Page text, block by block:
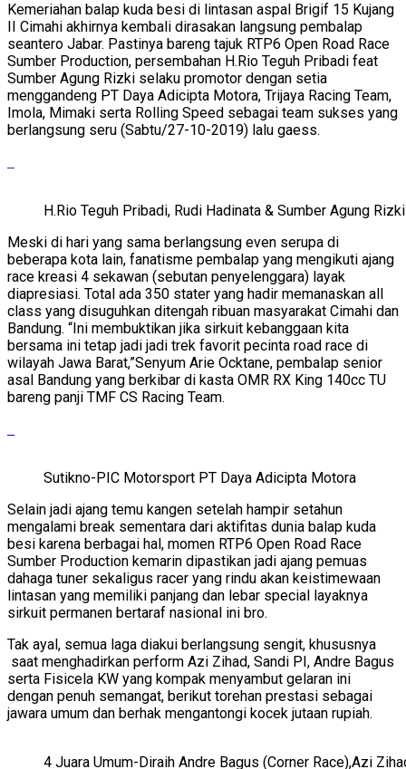
Kemeriahan balap kuda besi di lintasan aspal Brigif 15 Kujang
II Cimahi akhirnya kembali dirasakan langsung pembalap
seantero Jabar. Pastinya bareng tajuk RTP6 Open Road Race
Sumber Production, persembahan H.Rio Teguh Pribadi feat
Sumber Agung Rizki selaku promotor dengan setia
menggandeng PT Daya Adicipta Motora, Trijaya Racing Team,
Imola, Mimaki serta Rolling Speed sebagai team sukses yang
berlangsung seru (Sabtu/27-10-2019) lalu gaess.
H.Rio Teguh Pribadi, Rudi Hadinata & Sumber Agung
Meski di hari yang sama berlangsung even serupa di
beberapa kota lain, fanatisme pembalap yang mengikuti ajang
race kreasi 4 sekawan (sebutan penyelenggara) layak
diapresiasi. Total ada 350 stater yang hadir memanaskan all
class yang disuguhkan ditengah ribuan masyarakat Cimahi dan
Bandung. “Ini membuktikan jika sirkuit kebanggaan kita
bersama ini tetap jadi jadi trek favorit pecinta road race di
wilayah Jawa Barat,”Senyum Arie Ocktane, pembalap senior
asal Bandung yang berkibar di kasta OMR RX King 140cc TU
bareng panji TMF CS Racing Team.
Sutikno-PIC Motorsport PT Daya Adicipta Motora
Selain jadi ajang temu kangen setelah hampir setahun
mengalami break sementara dari aktifitas dunia balap kuda
besi karena berbagai hal, momen RTP6 Open Road Race
Sumber Production kemarin dipastikan jadi ajang pemuas
dahaga tuner sekaligus racer yang rindu akan keistimewaan
lintasan yang memiliki panjang dan lebar special layaknya
sirkuit permanen bertaraf nasional ini bro.
Tak ayal, semua laga diakui berlangsung sengit, khususnya
saat menghadirkan perform Azi Zihad, Sandi PI, Andre Bagus
serta Fisicela KW yang kompak menyambut gelaran ini
dengan penuh semangat, berikut torehan prestasi sebagai
jawara umum dan berhak mengantongi kocek jutaan rupiah.
4 Juara Umum-Diraih Andre Bagus (Corner Race),Azi